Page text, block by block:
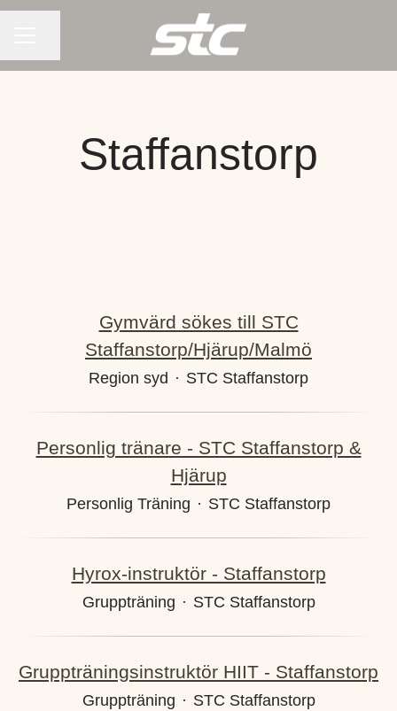
Staffanstorp
Gymvärd sökes till STC
Staffanstorp/Hjärup/Malmö
Region syd · STC Staffanstorp
Personlig tränare - STC Staffanstorp &
Hjärup
Personlig Träning · STC Staffanstorp
Hyrox-instruktör - Staffanstorp
Gruppträning · STC Staffanstorp
Gruppträningsinstruktör HIIT - Staffanstorp
Gruppträning · STC Staffanstorp